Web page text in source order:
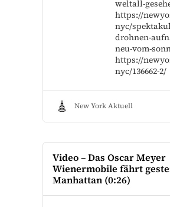
weltall-
https://
nyc/
drohnen-
neu-vom-
https://
nyc/136662-2/
New York Aktuell
Video – Das Oscar Meyer
Wienermobile fährt
Manhattan (0:26)